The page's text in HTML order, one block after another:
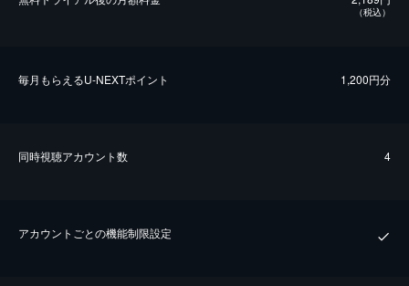
（税込）
毎⽉もらえるU-NEXTポイント 1,200円分
同時視聴アカウント数 4
アカウントごとの機能制限設定